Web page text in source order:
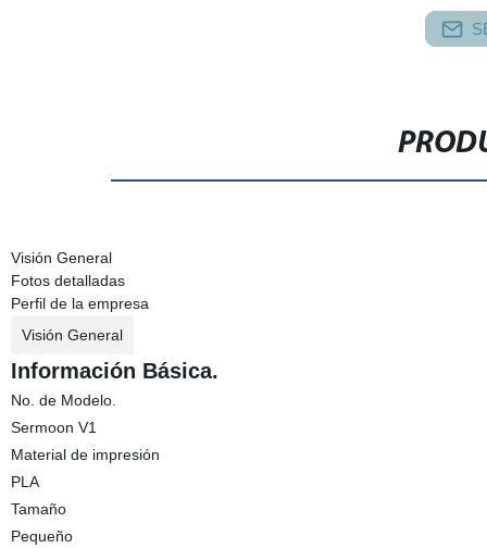
Visión General
Fotos detalladas
Perfil de la empresa
Visión General
Información Básica.
No. de Modelo.
Sermoon V1
Material de impresión
PLA
Tamaño
Pequeño